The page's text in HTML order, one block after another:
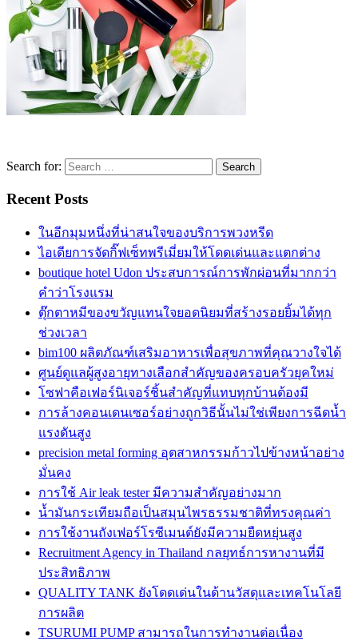
Search for:
Recent Posts
ในอีกมุมหนึ่งที่น่าสนใจของบริการพวงหรีด
ไอเดียการจัดกิ๊ฟเซ็ทพรีเมี่ยมให้โดดเด่นและแตกต่าง
boutique hotel Udon ประสบการณ์การพักผ่อนที่มากกว่า
คำว่าโรงแรม
ตุ๊กตาหมีของขวัญแทนใจยอดนิยมที่สร้างรอยยิ้มได้ทุก
ช่วงเวลา
bim100 ผลิตภัณฑ์เสริมอาหารเพื่อสุขภาพที่คุณวางใจได้
ศูนย์ดูแลผู้สูงอายุทางเลือกสำคัญของครอบครัวยุคใหม่
โซฟาคือเฟอร์นิเจอร์ชิ้นสำคัญที่แทบทุกบ้านต้องมี
การล้างคอนเดนเซอร์อย่างถูกวิธีนั้นไม่ใช่เพียงการฉีดน้ำ
แรงดันสูง
precision metal forming อุตสาหกรรมก้าวไปข้างหน้าอย่าง
มั่นคง
การใช้ Air leak tester มีความสำคัญอย่างมาก
น้ำมันกระเทียมถือเป็นสมุนไพรธรรมชาติที่ทรงคุณค่า
การใช้งานถังเฟอร์โรซีเมนต์ยังมีความยืดหยุ่นสูง
Recruitment Agency in Thailand กลยุทธ์การหางานที่มี
ประสิทธิภาพ
QUALITY TANK ยังโดดเด่นในด้านวัสดุและเทคโนโลยี
การผลิต
TSURUMI PUMP สามารถในการทำงานต่อเนื่อง